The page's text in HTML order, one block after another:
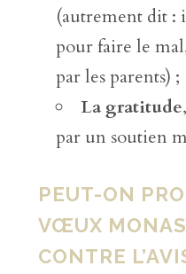
(autrement dit :
pour faire le
par les parents) ;
La gratitude
par un soutien
PEUT-ON
VŒUX
CONTRE